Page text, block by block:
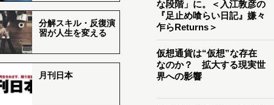
分解スキル・反復演
習が人生を変える
月刊日本
な段階」に。＜入江敦彦の
『足止め喰らい日記』嫌々
乍らReturns＞
仮想通貨は“仮想”な存在
なのか？ 拡大する現実世
界への影響